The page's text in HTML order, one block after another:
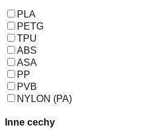
PLA
PETG
TPU
ABS
ASA
PP
PVB
NYLON (PA)
Inne cechy